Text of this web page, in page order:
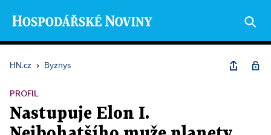
HN.cz › Byznys
PROFIL
Nastupuje Elon I.